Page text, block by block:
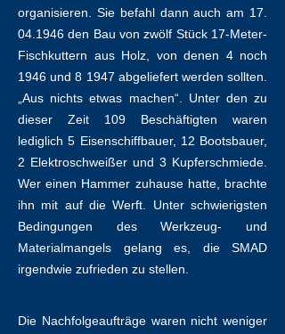
organisieren. Sie befahl dann auch am 17.
04.1946 den Bau von zwölf Stück 17-Meter-
Fischkuttern aus Holz, von denen 4 noch
1946 und 8 1947 abgeliefert werden sollten.
„Aus nichts etwas machen“. Unter den zu
dieser Zeit 109 Beschäftigten waren
lediglich 5 Eisenschiffbauer, 12 Bootsbauer,
2 Elektroschweißer und 3 Kupferschmiede.
Wer einen Hammer zuhause hatte, brachte
ihn mit auf die Werft. Unter schwierigsten
Bedingungen des Werkzeug- und
Materialmangels gelang es, die SMAD
irgendwie zufrieden zu stellen.
Die Nachfolgeaufträge waren nicht weniger